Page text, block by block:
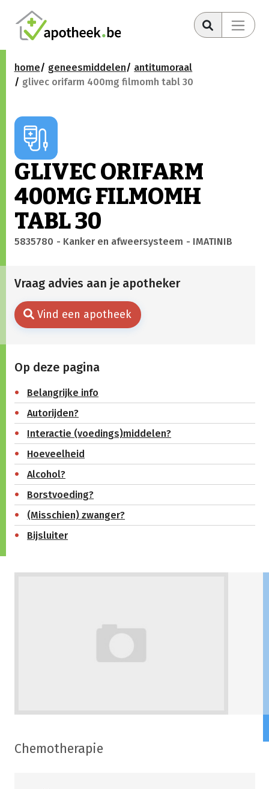
home geneesmiddelen
antitumoraal
glivec orifarm 400mg filmomh tabl 30
GLIVEC ORIFARM
400MG FILMOMH
TABL 30
5835780 - Kanker en afweersysteem - IMATINIB
Vraag advies aan je apotheker
Vind een apotheek
Op deze pagina
Belangrijke info
Autorijden?
Interactie (voedings)middelen?
Hoeveelheid
Alcohol?
Borstvoeding?
(Misschien) zwanger?
Bijsluiter
Chemotherapie